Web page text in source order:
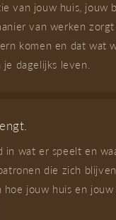
van jouw huis, jouw
van werken
komen en dat wat
dagelijks leven.
in wat er speelt en
die zich
hoe jouw huis en jouw